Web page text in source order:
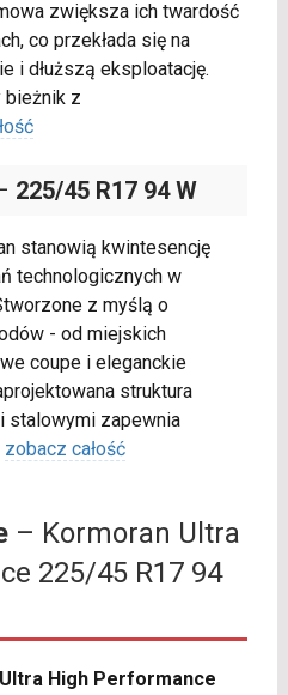
zwiększa ich twardość
co przekłada się na
i dłuższą eksploatację.
bieżnik z
225/45 R17 94 W
stanowią kwintesencję
technologicznych w
z myślą o
- od miejskich
coupe i eleganckie
struktura
stalowymi zapewnia
zobacz całość
– Kormoran Ultra
225/45 R17 94
High Performance